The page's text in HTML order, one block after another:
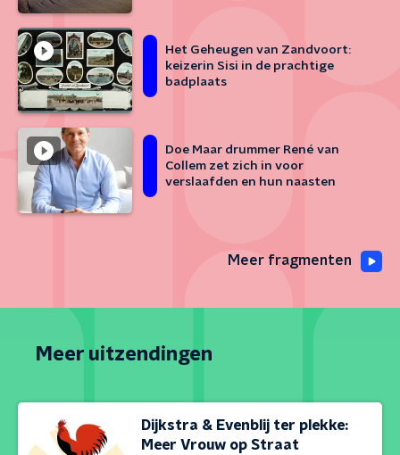
Het Geheugen van Zandvoort:
keizerin Sisi in de prachtige
badplaats
Doe Maar drummer René van
Collem zet zich in voor
verslaafden en hun naasten
Meer fragmenten
Meer uitzendingen
Dijkstra & Evenblij ter plekke:
Meer Vrouw op Straat